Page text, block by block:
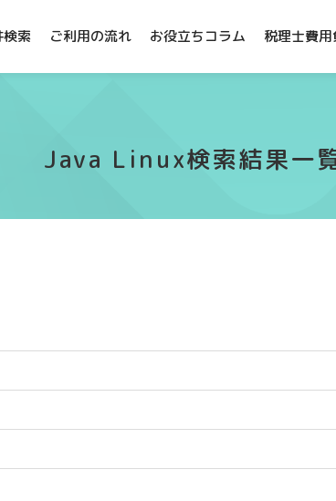
検索 ご利用の流れ お役立ちコラム 税理士費
Java Linux検索結果一